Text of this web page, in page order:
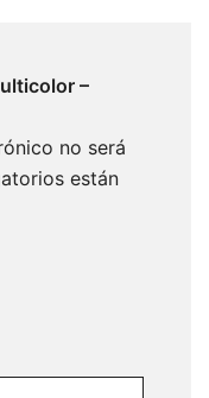
–
no será
están